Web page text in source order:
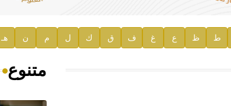
ط ظ ع غ ف ق ك ل م ن هـ
متنوع